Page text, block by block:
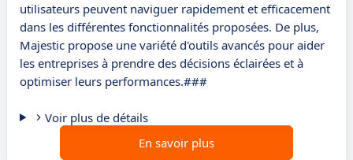
utilisateurs peuvent naviguer rapidement et efficacement
dans les différentes fonctionnalités proposées. De plus,
Majestic propose une variété d'outils avancés pour aider
les entreprises à prendre des décisions éclairées et à
optimiser leurs performances.###
Voir plus de détails
En savoir plus